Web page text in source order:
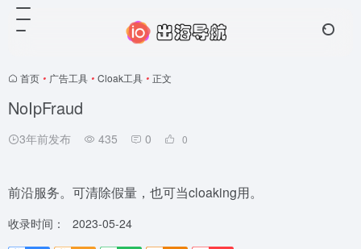
首页 • 广告工具 • Cloak工具 • 正文
NoIpFraud
3年前发布 435 0 0
前沿服务。可清除假量，也可当cloaking用。
收录时间：
2023-05-24